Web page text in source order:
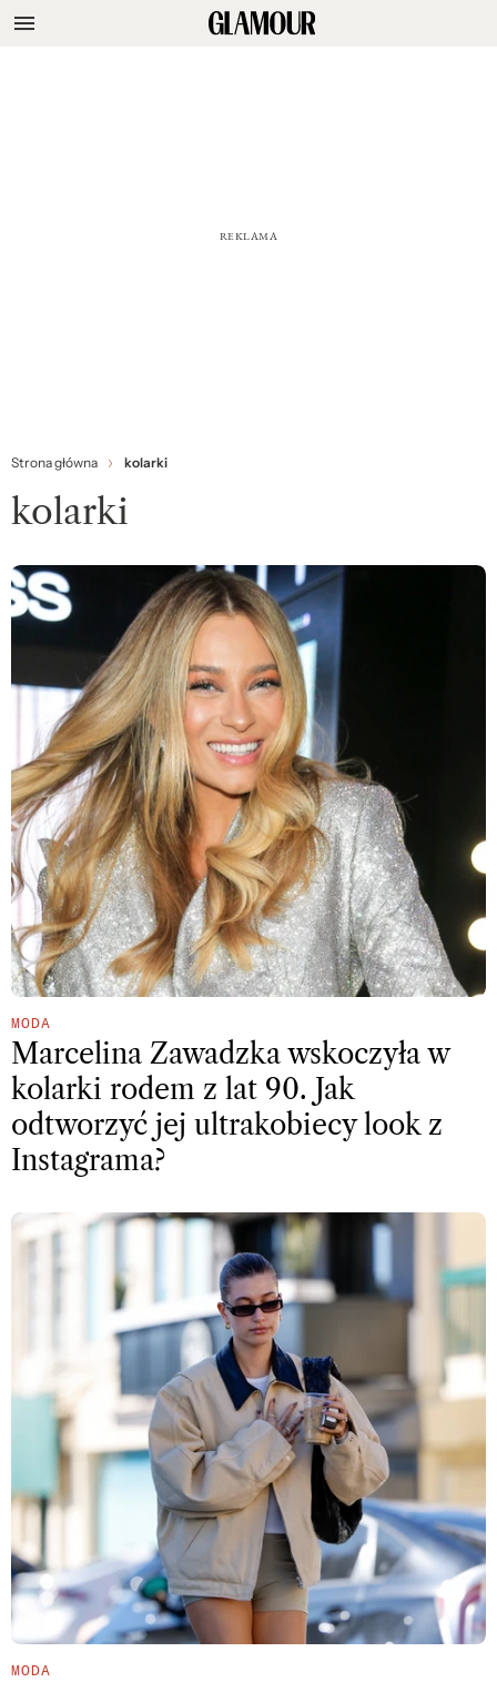
Strona główna kolarki
kolarki
MODA
Marcelina Zawadzka wskoczyła w
kolarki rodem z lat 90. Jak
odtworzyć jej ultrakobiecy look z
Instagrama?
MODA